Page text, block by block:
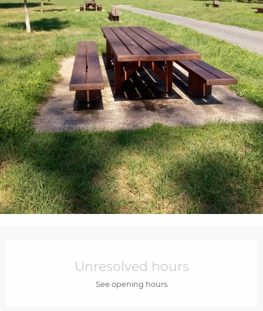
Unresolved hours
See opening hours